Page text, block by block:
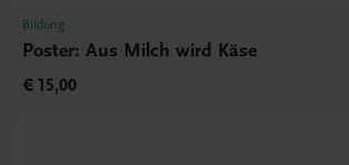
Bildung
Poster: Aus Milch wird Käse
€ 15,00